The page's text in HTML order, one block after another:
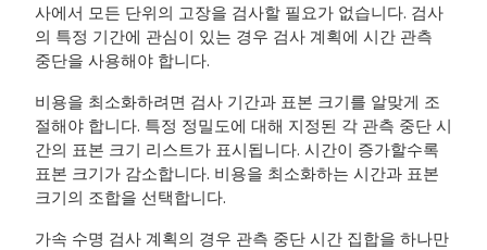
사에서 모든 단위의 고장을 검사할 필요가 없습니다. 검사
의 특정 기간에 관심이 있는 경우 검사 계획에 시간 관측
중단을 사용해야 합니다.
비용을 최소화하려면 검사 기간과 표본 크기를 알맞게 조
절해야 합니다. 특정 정밀도에 대해 지정된 각 관측 중단 시
간의 표본 크기 리스트가 표시됩니다. 시간이 증가할수록
표본 크기가 감소합니다. 비용을 최소화하는 시간과 표본
크기의 조합을 선택합니다.
가속 수명 검사 계획의 경우 관측 중단 시간 집합을 하나만